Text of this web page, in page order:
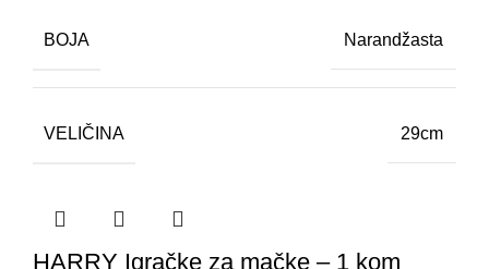
BOJA Narandžasta
VELIČINA 29cm
HARRY Igračke za mačke – 1 kom